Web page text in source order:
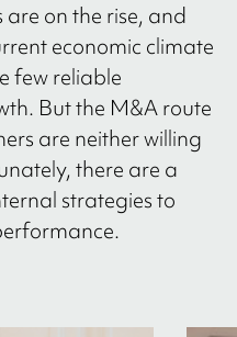
on the rise, and
economic climate
few reliable
But the M&A route
are neither willing
there are a
strategies to